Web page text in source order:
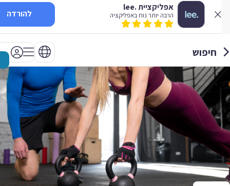
אפליקציית .lee
הרבה יותר נוח באפליקציה להורדה
חיפוש